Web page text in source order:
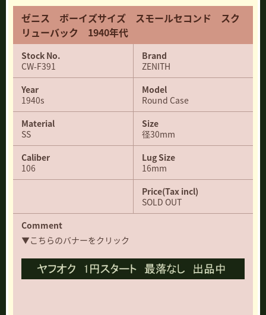
ゼニス ボーイズサイズ スモールセコンド スク
リューバック 1940年代
Stock No.
CW-F391
Brand
ZENITH
Year
1940s
Model
Round Case
Material
SS
Size
径30mm
Caliber
106
Lug Size
16mm
Price(Tax incl)
SOLD OUT
Comment
▼こちらのバナーをクリック